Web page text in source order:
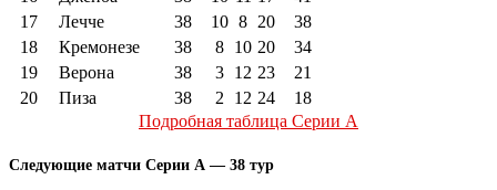
17
Лечче 38 10 8 20
38
18
Кремонезе 38 8 10 20
34
19
Верона 38 3 12 23
21
20
Пиза 38 2 12 24
18
Подробная таблица Серии А
Следующие матчи Серии А — 38 тур